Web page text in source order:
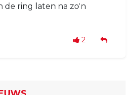
de ring laten na zo'n
2